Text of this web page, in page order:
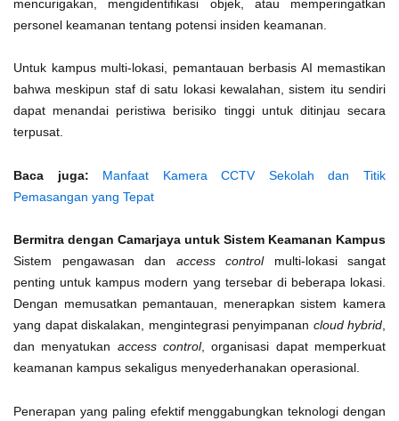
mencurigakan, mengidentifikasi objek, atau memperingatkan
personel keamanan tentang potensi insiden keamanan.
Untuk kampus multi-lokasi, pemantauan berbasis AI memastikan
bahwa meskipun staf di satu lokasi kewalahan, sistem itu sendiri
dapat menandai peristiwa berisiko tinggi untuk ditinjau secara
terpusat.
Baca juga:
Manfaat Kamera CCTV Sekolah dan Titik
Pemasangan yang Tepat
Bermitra dengan Camarjaya untuk Sistem Keamanan Kampus
Sistem pengawasan dan access controlmulti-lokasi sangat
penting untuk kampus modern yang tersebar di beberapa lokasi.
Dengan memusatkan pemantauan, menerapkan sistem kamera
yang dapat diskalakan, mengintegrasi penyimpanan cloud hybrid
dan menyatukan access control, organisasi dapat memperkuat
keamanan kampus sekaligus menyederhanakan operasional.
Penerapan yang paling efektif menggabungkan teknologi dengan